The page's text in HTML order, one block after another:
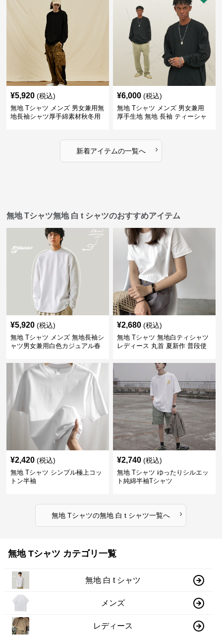
¥5,920 (税込)
無地 Tシャツ メンズ 男女兼用無
地長袖シャツ厚手綿素材秋冬用
¥6,000 (税込)
無地 Tシャツ メンズ 男女兼用
厚手生地 無地 長袖 ティーシャ
新着アイテムの一覧へ ›
無地 Tシャツ無地 白 t シャツのおすすめアイテム
¥5,920 (税込)
無地 Tシャツ メンズ 無地長袖シ
ャツ男女兼用白色カジュアル春
¥2,680 (税込)
無地 Tシャツ 無地白ティシャツ
レディース 丸首 夏新作 普段使
¥2,420 (税込)
無地 Tシャツ シンプル極上コッ
トン半袖
¥2,740 (税込)
無地 Tシャツ ゆったりシルエッ
ト純綿半袖Tシャツ
無地 Tシャツの無地 白 t シャツ一覧へ ›
無地 Tシャツ カテゴリ一覧
無地 白 t シャツ
メンズ
レディース